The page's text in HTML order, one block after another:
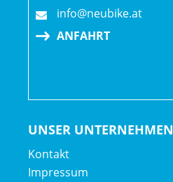
info@neubike.at
ANFAHRT
UNSER UNTERNEHMEN
Kontakt
Impressum